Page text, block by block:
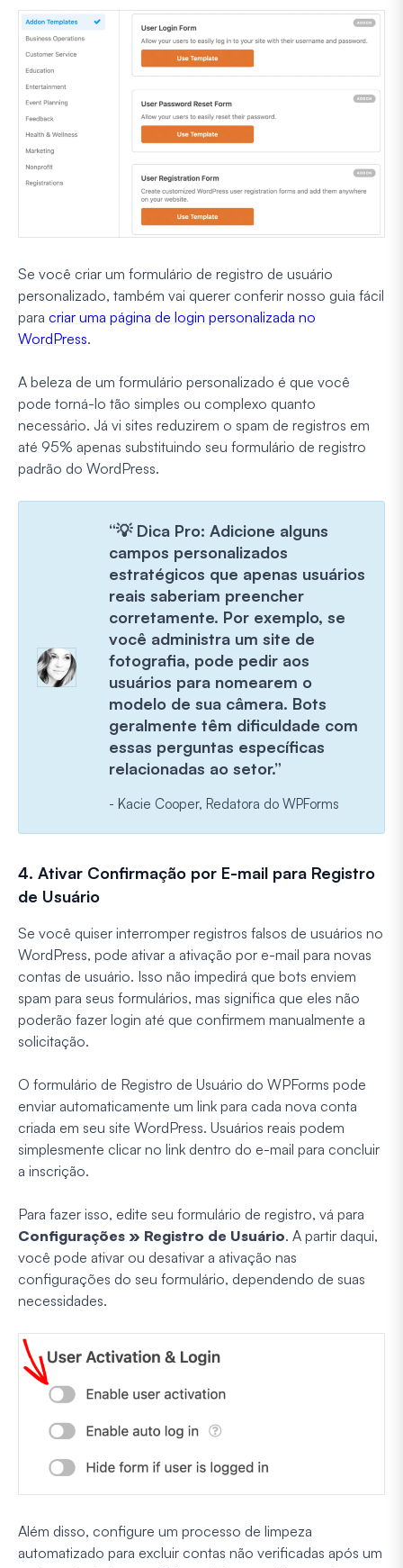
Se você criar um formulário de registro de usuário
personalizado, também vai querer conferir nosso guia fácil
para criar uma página de login personalizada no
WordPress.
A beleza de um formulário personalizado é que você
pode torná-lo tão simples ou complexo quanto
necessário. Já vi sites reduzirem o spam de registros em
até 95% apenas substituindo seu formulário de registro
padrão do WordPress.
“💡 Dica Pro: Adicione alguns
campos personalizados
estratégicos que apenas usuários
reais saberiam preencher
corretamente. Por exemplo, se
você administra um site de
fotografia, pode pedir aos
usuários para nomearem o
modelo de sua câmera. Bots
geralmente têm dificuldade com
essas perguntas específicas
relacionadas ao setor.”
- Kacie Cooper, Redatora do WPForms
4. Ativar Confirmação por E-mail para Registro
de Usuário
Se você quiser interromper registros falsos de usuários no
WordPress, pode ativar a ativação por e-mail para novas
contas de usuário. Isso não impedirá que bots enviem
spam para seus formulários, mas significa que eles não
poderão fazer login até que confirmem manualmente a
solicitação.
O formulário de Registro de Usuário do WPForms pode
enviar automaticamente um link para cada nova conta
criada em seu site WordPress. Usuários reais podem
simplesmente clicar no link dentro do e-mail para concluir
a inscrição.
Para fazer isso, edite seu formulário de registro, vá para
Configurações » Registro de Usuário. A partir daqui,
você pode ativar ou desativar a ativação nas
configurações do seu formulário, dependendo de suas
necessidades.
Além disso, configure um processo de limpeza
automatizado para excluir contas não verificadas após um